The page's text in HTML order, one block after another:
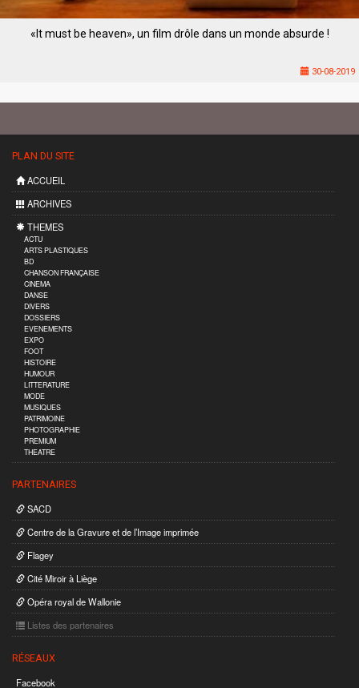
«It must be heaven», un film drôle dans un monde absurde !
30-08-2019
PLAN DU SITE
ACCUEIL
ARCHIVES
THEMES
ACTU
ARTS PLASTIQUES
BD
CHANSON FRANÇAISE
CINEMA
DANSE
DIVERS
DOSSIERS
EVENEMENTS
EXPO
FOOT
HISTOIRE
HUMOUR
LITTERATURE
MODE
MUSIQUES
PATRIMOINE
PHOTOGRAPHIE
PREMIUM
THEATRE
PARTENAIRES
SACD
Centre de la Gravure et de l’Image imprimée
Flagey
Cité Miroir à Liège
Opéra royal de Wallonie
Listes des partenaires
RÉSEAUX
Facebook